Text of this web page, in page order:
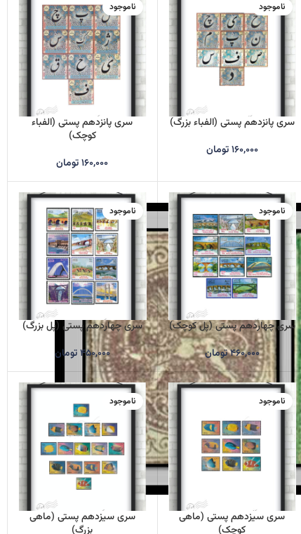
ناموجود
سری پانزدهم پستی (الفباء بزرگ)
۱۶۰,۰۰۰تومان
ناموجود
سری پانزدهم پستی (الفباء
کوچک)
۱۶۰,۰۰۰تومان
ناموجود
سری چهاردهم پستی (پل کوچک)
۴۶۰,۰۰۰تومان
ناموجود
سری چهاردهم پستی (پل بزرگ)
۴۵۰,۰۰۰تومان
ناموجود
سری سیزدهم پستی (ماهی
کوچک)
ناموجود
سری سیزدهم پستی (ماهی
بزرگ)